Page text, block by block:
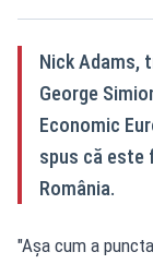
Nick Adams,
George
Economic
spus că este
România.
"Așa cum a